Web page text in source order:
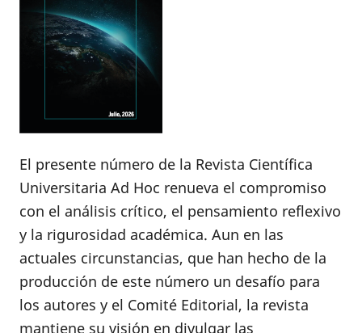
El presente número de la Revista Científica
Universitaria Ad Hoc renueva el compromiso
con el análisis crítico, el pensamiento reflexivo
y la rigurosidad académica. Aun en las
actuales circunstancias, que han hecho de la
producción de este número un desafío para
los autores y el Comité Editorial, la revista
mantiene su visión en divulgar las